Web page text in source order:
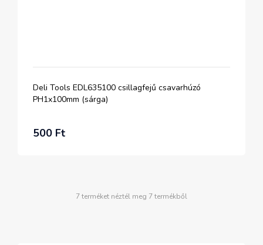
Deli Tools EDL635100 csillagfejű csavarhúzó
PH1x100mm (sárga)
500 Ft
7 terméket néztél meg 7 termékből